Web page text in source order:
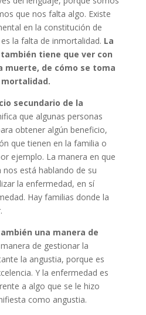
que nos falta algo. Existe
en la constitución de
la falta de inmortalidad. La
tiene que ver con
muerte, de cómo se toma
secundario de la
que algunas personas
obtener algún beneficio,
que tienen en la familia o
ejemplo. La manera en que
está hablando de su
la enfermedad, en sí
Hay familias donde la
una manera de
de gestionar la
la angustia, porque es
Y la enfermedad es
a algo que se le hizo
como angustia.